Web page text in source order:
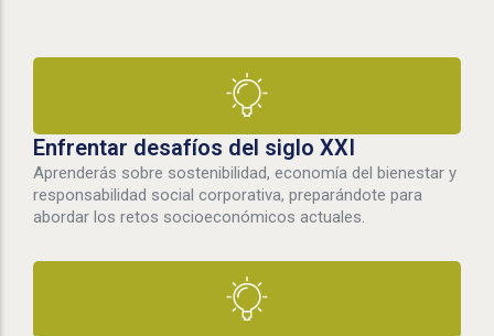
Enfrentar desafíos del siglo XXI
Aprenderás sobre sostenibilidad, economía del bienestar y
responsabilidad social corporativa, preparándote para
abordar los retos socioeconómicos actuales.